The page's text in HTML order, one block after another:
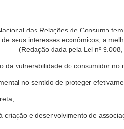
das Relações de Consumo
seus interesses econômicos, a
dada pela Lei nº 9.008,
da vulnerabilidade do consumidor no
no sentido de proteger
e desenvolvimento de